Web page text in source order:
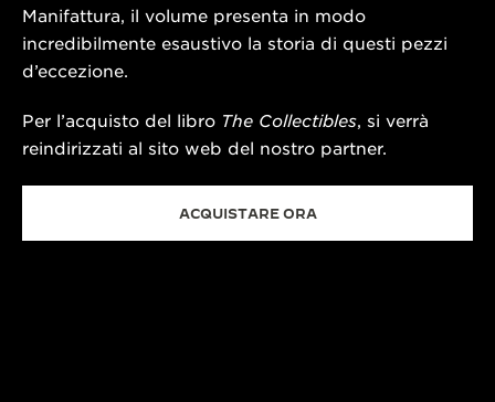
Manifattura, il volume presenta in modo
incredibilmente esaustivo la storia di questi pezzi
d’eccezione.
Per l’acquisto del libro The Collectibles, si verrà
reindirizzati al sito web del nostro partner.
ACQUISTARE ORA